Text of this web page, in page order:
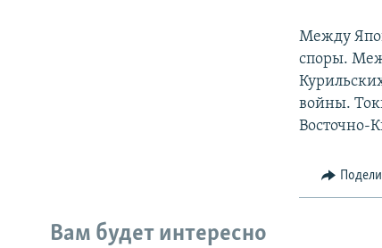
Между
споры.
войны.
Восточно-
Вам будет интересно